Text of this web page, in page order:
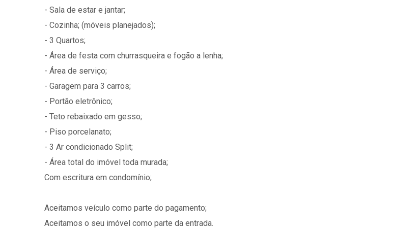
- Sala de estar e jantar;
- Cozinha; (móveis planejados);
- 3 Quartos;
- Área de festa com churrasqueira e fogão a lenha;
- Área de serviço;
- Garagem para 3 carros;
- Portão eletrônico;
- Teto rebaixado em gesso;
- Piso porcelanato;
- 3 Ar condicionado Split;
- Área total do imóvel toda murada;
Com escritura em condomínio;
Aceitamos veículo como parte do pagamento;
Aceitamos o seu imóvel como parte da entrada.